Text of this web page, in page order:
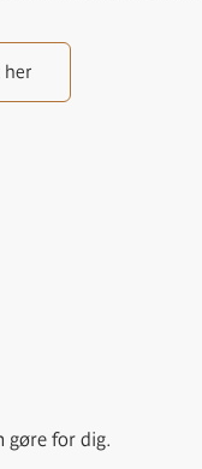
her
gøre for dig.